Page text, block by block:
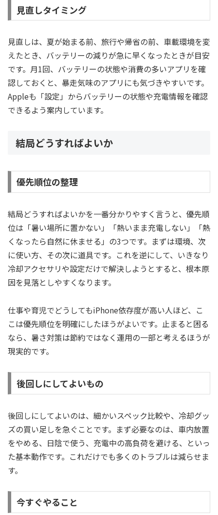
見直しタイミング
見直しは、夏が始まる前、旅行や帰省の前、車載環境を変
えたとき、バッテリーの減りが急に早くなったときが目安
です。月1回、バッテリーの状態や消費の多いアプリを確
認しておくと、暴走気味のアプリにも気づきやすいです。
Appleも「設定」からバッテリーの状態や充電情報を確認
できるよう案内しています。
結局どうすればよいか
優先順位の整理
結局どうすればよいかを一番分かりやすく言うと、優先順
位は「暑い場所に置かない」「熱いまま充電しない」「熱
くなったら自然に休ませる」の3つです。まずは環境、次
に使い方、その次に道具です。これを逆にして、いきなり
冷却アクセサリや設定だけで解決しようとすると、根本原
因を見落としやすくなります。
仕事や育児でどうしてもiPhone依存度が高い人ほど、こ
こは優先順位を明確にしたほうがよいです。止まると困る
なら、暑さ対策は節約ではなく運用の一部と考えるほうが
現実的です。
後回しにしてよいもの
後回しにしてよいのは、細かいスペック比較や、冷却グッ
ズの買い足しを急ぐことです。まず必要なのは、車内放置
をやめる、日陰で使う、充電中の高負荷を避ける、といっ
た基本動作です。これだけでも多くのトラブルは減らせま
す。
今すぐやること